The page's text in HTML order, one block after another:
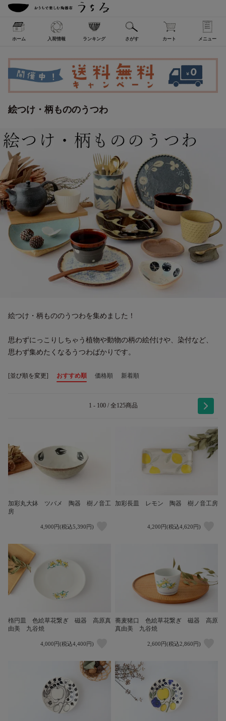
ホーム 入荷情報 ランキング さがす カート メニュー
絵つけ・柄もののうつわ
絵つけ・柄もののうつわを集めました！
思わずにっこりしちゃう植物や動物の柄の絵付けや、染付など、
思わず集めたくなるうつわばかりです。
[並び順を変更] おすすめ順 価格順 新着順
1 - 100 / 全125商品
加彩丸大鉢 ツバメ 陶器 樹ノ音工
房
4,900円(税込5,390円)
加彩長皿 レモン 陶器 樹ノ音工房
4,200円(税込4,620円)
楕円皿 色絵草花繋ぎ 磁器 高原真
由美 九谷焼
4,000円(税込4,400円)
蕎麦猪口 色絵草花繋ぎ 磁器 高原
真由美 九谷焼
2,600円(税込2,860円)